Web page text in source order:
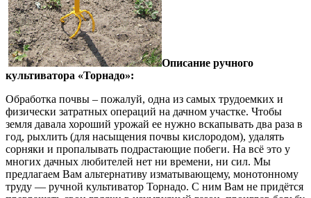
Описание ручного
культиватора «Торнадо»:
Обработка почвы – пожалуй, одна из самых трудоемких и
физически затратных операций на дачном участке. Чтобы
земля давала хороший урожай ее нужно вскапывать два раза в
год, рыхлить (для насыщения почвы кислородом), удалять
сорняки и пропалывать подрастающие побеги. На всё это у
многих дачных любителей нет ни времени, ни сил. Мы
предлагаем Вам альтернативу изматывающему, монотонному
труду — ручной культиватор Торнадо. С ним Вам не придётся